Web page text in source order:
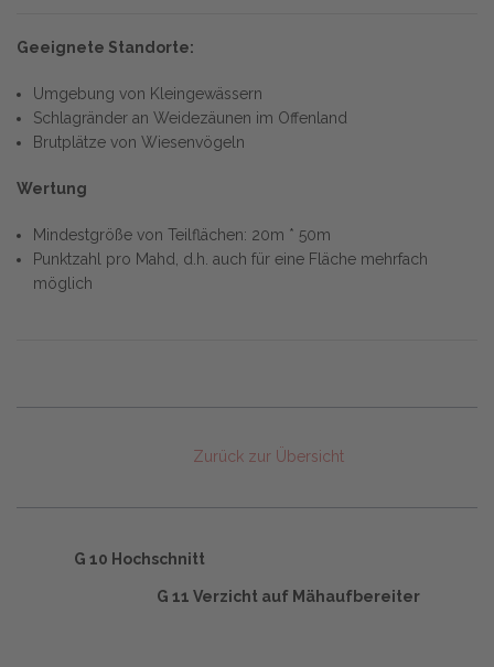
Zurück zur Übersicht
Geeignete Standorte:
Umgebung von Kleingewässern
Schlagränder an Weidezäunen im Offenland
Brutplätze von Wiesenvögeln
Wertung
Mindestgröße von Teilflächen: 20m * 50m
Punktzahl pro Mahd, d.h. auch für eine Fläche mehrfach
möglich
G 10 Hochschnitt
G 11 Verzicht auf Mähaufbereiter